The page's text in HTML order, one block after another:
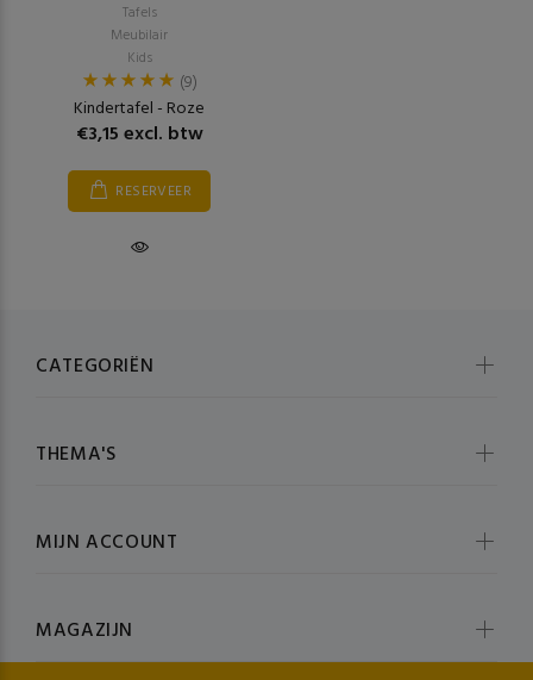
Tafels
Meubilair
Kids
(9)
Kindertafel - Roze
€3,15 excl. btw
RESERVEER
CATEGORIËN
THEMA'S
MIJN ACCOUNT
MAGAZIJN